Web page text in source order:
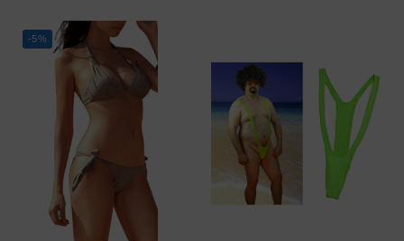
-5%